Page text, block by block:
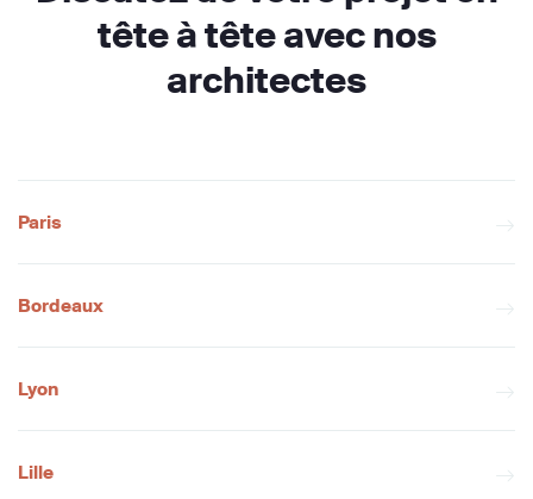
tête à tête avec nos
architectes
Paris
Bordeaux
Lyon
Lille